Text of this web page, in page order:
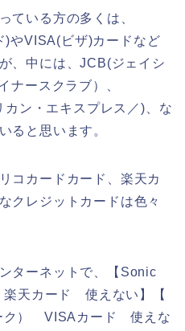
ている方の多くは、
)やVISA(ビザ)カードなど
、中には、JCB(ジェイシ
ナースクラブ）、
ン・エキスプレス／)、な
ると思います。
コカードカード、楽天カ
クレジットカードは色々
ターネットで、【Sonic
天カード 使えない】【
ク） VISAカード 使えな